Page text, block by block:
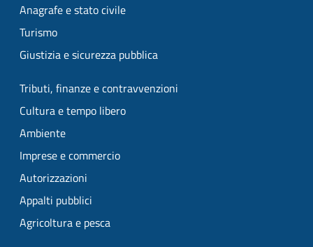
Anagrafe e stato civile
Turismo
Giustizia e sicurezza pubblica
Tributi, finanze e contravvenzioni
Cultura e tempo libero
Ambiente
Imprese e commercio
Autorizzazioni
Appalti pubblici
Agricoltura e pesca